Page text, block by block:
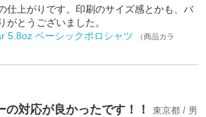
仕上がりです。印刷のサイズ感とかも、バ
がとうございました。
5.8oz ベーシックポロシャツ
（商品カラ
の対応が良かったです！！
東京都 / 男